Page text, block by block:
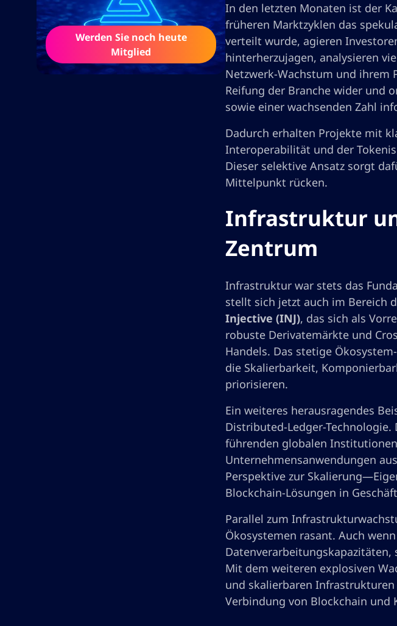
Werden Sie noch heute
Mitglied
In den letzten Monaten ist der
früheren Marktzyklen das
verteilt wurde, agieren
hinterherzujagen, analysieren
Netzwerk-Wachstum und ihrem
Reifung der Branche wider und
sowie einer wachsenden Zahl
Dadurch erhalten Projekte mit
Interoperabilität und der
Dieser selektive Ansatz sorgt
Mittelpunkt rücken.
Infrastruktur
Zentrum
Infrastruktur war stets das
stellt sich jetzt auch im Bereich
Injective (INJ), das sich als
robuste Derivatemärkte und
Handels. Das stetige
die Skalierbarkeit,
priorisieren.
Ein weiteres herausragendes
Distributed-Ledger-
führenden globalen
Unternehmensanwendungen
Perspektive zur
Blockchain-Lösungen in
Parallel zum
Ökosystemen rasant. Auch
Mit dem weiteren explosiven
und skalierbaren
Verbindung von Blockchain und